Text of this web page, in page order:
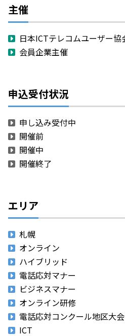
主催
日本ICTテレコムユーザー協
会員企業主催
申込受付状況
申し込み受付中
開催前
開催中
開催終了
エリア
札幌
オンライン
ハイブリッド
電話応対マナー
ビジネスマナー
オンライン研修
電話応対コンクール地区大会
ICT